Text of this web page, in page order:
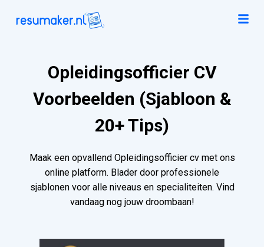
Opleidingsofficier CV
Voorbeelden (Sjabloon &
20+ Tips)
Maak een opvallend Opleidingsofficier cv met ons
online platform. Blader door professionele
sjablonen voor alle niveaus en specialiteiten. Vind
vandaag nog jouw droombaan!